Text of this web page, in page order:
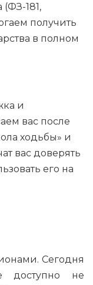
(ФЗ-181,
получить
в полном
и
вас после
ходьбы» и
вас доверять
его на
Сегодня
доступно не